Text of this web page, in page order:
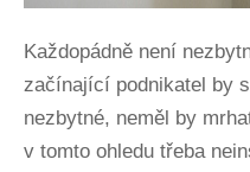
Každopádně není
začínající podnikatel by
nezbytné, neměl by
v tomto ohledu třeba